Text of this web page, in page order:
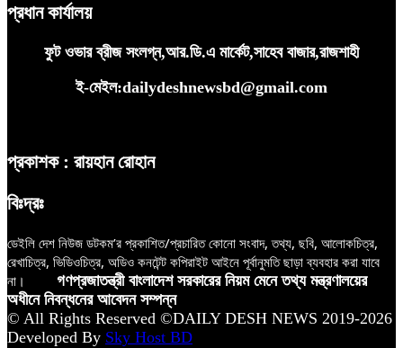
প্রধান কার্যালয়
ফুট ওভার ব্রীজ সংলগ্ন,আর.ডি.এ মার্কেট,সাহেব বাজার,রাজশাহী
ই-মেইল:dailydeshnewsbd@gmail.com
প্রকাশক : রায়হান রোহান
বিঃদ্রঃ
ডেইলি দেশ নিউজ ডটকম’র প্রকাশিত/প্রচারিত কোনো সংবাদ, তথ্য, ছবি, আলোকচিত্র,
রেখাচিত্র, ভিডিওচিত্র, অডিও কনটেন্ট কপিরাইট আইনে পূর্বানুমতি ছাড়া ব্যবহার করা যাবে
না।
গণপ্রজাতন্ত্রী বাংলাদেশ সরকারের নিয়ম মেনে তথ্য মন্ত্রণালয়ের
অধীনে নিবন্ধনের আবেদন সম্পন্ন
© All Rights Reserved ©DAILY DESH NEWS 2019-2026
Developed By Sky Host BD